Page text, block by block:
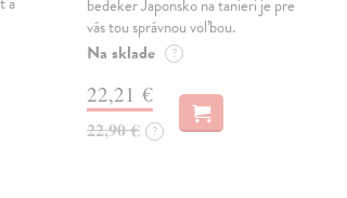
bedeker Japonsko na tanieri je pre
vás tou správnou voľbou.
Na sklade ?
22,21 €
22,90 € ?